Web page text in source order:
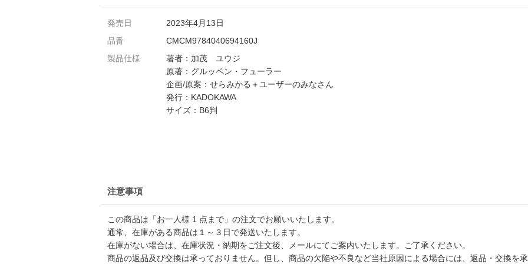
発売日
2023年4月13日
品番
CMCM9784040694160J
製品仕様
著者：加茂 ユウジ
原著：グルッペン・フューラー
企画/原案：せらみかる＋ユーザーのみなさん
発行：KADOKAWA
サイズ：B6判
注意事項
この商品は「お一人様 1 点まで」の注文でお願いいたします。
通常、在庫がある商品は１～３日で発送いたします。
在庫がない場合は、在庫状況・納期をご注文後、メールにてご案内いたします。ご了承ください。
商品の返品及び交換は承っておりません。但し、商品の欠陥や不良など当社原因による場合には、返品・交換を